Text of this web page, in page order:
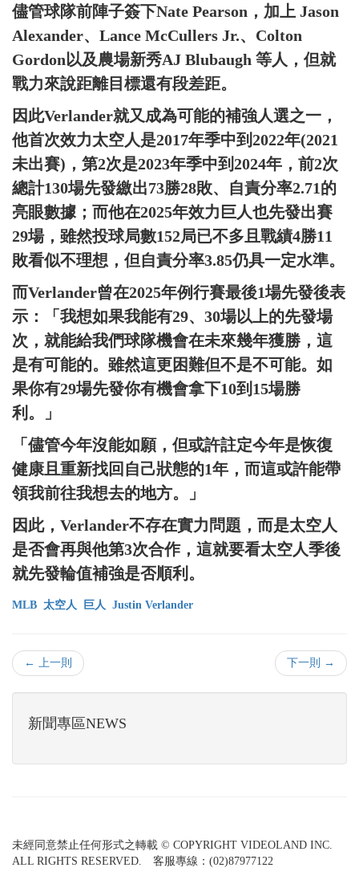
儘管球隊前陣子簽下Nate Pearson，加上 Jason
Alexander、Lance McCullers Jr.、Colton
Gordon以及農場新秀AJ Blubaugh 等人，但就
戰力來說距離目標還有段差距。
因此Verlander就又成為可能的補強人選之一，
他首次效力太空人是2017年季中到2022年(2021
未出賽)，第2次是2023年季中到2024年，前2次
總計130場先發繳出73勝28敗、自責分率2.71的
亮眼數據；而他在2025年效力巨人也先發出賽
29場，雖然投球局數152局已不多且戰績4勝11
敗看似不理想，但自責分率3.85仍具一定水準。
而Verlander曾在2025年例行賽最後1場先發後表
示：「我想如果我能有29、30場以上的先發場
次，就能給我們球隊機會在未來幾年獲勝，這
是有可能的。雖然這更困難但不是不可能。如
果你有29場先發你有機會拿下10到15場勝
利。」
「儘管今年沒能如願，但或許註定今年是恢復
健康且重新找回自己狀態的1年，而這或許能帶
領我前往我想去的地方。」
因此，Verlander不存在實力問題，而是太空人
是否會再與他第3次合作，這就要看太空人季後
就先發輪值補強是否順利。
MLB 太空人 巨人 Justin Verlander
← 上一則 下一則 →
新聞專區NEWS
未經同意禁止任何形式之轉載 © COPYRIGHT VIDEOLAND INC.
ALL RIGHTS RESERVED. 客服專線：(02)87977122